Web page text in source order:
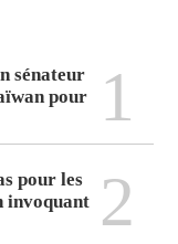
sénateur
pour
1
pour les
invoquant
2